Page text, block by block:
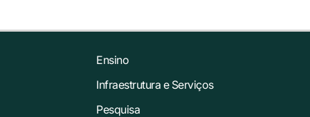
Ensino
Infraestrutura e Serviços
Pesquisa